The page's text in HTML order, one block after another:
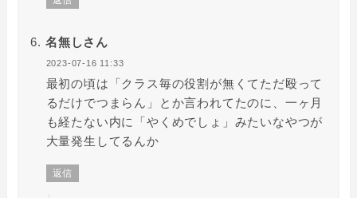
名無しさん
2023-07-16 11:33
最初の頃は「クラス毎の役割が無くてただ殴って
るだけでつまらん」とか言われてたのに、一ヶ月
も経たない内に「やくめでしょ」みたいなやつが
大量発生してるんか
返信